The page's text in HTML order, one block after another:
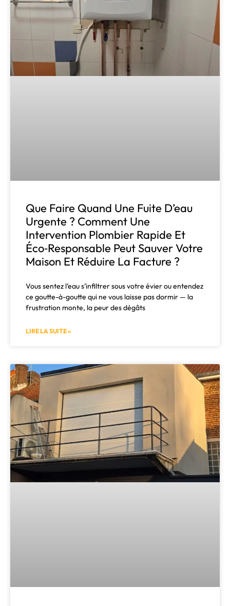
Que Faire Quand Une Fuite D’eau
Urgente ? Comment Une
Intervention Plombier Rapide Et
Éco‑responsable Peut Sauver Votre
Maison Et Réduire La Facture ?
Vous sentez l’eau s’infiltrer sous votre évier ou entendez
ce goutte-à-goutte qui ne vous laisse pas dormir — la
frustration monte, la peur des dégâts
LIRE LA SUITE »